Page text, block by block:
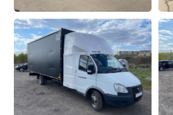
Соц. сети:
Обратная связь